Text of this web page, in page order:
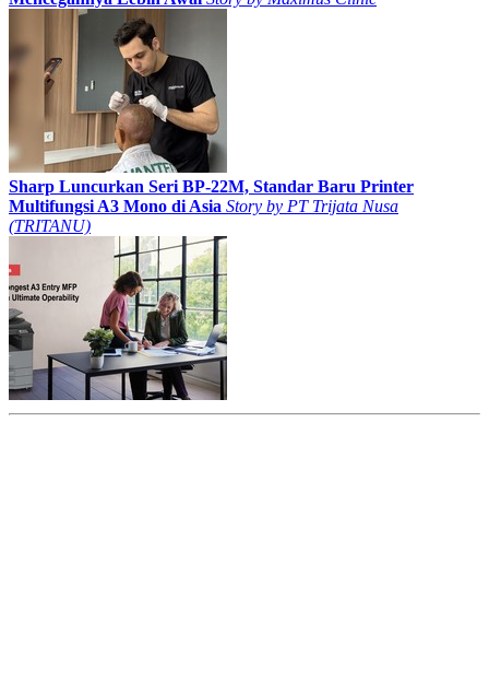
Sharp Luncurkan Seri BP-22M, Standar Baru Printer
Multifungsi A3 Mono di Asia Story by PT Trijata Nusa
(TRITANU)